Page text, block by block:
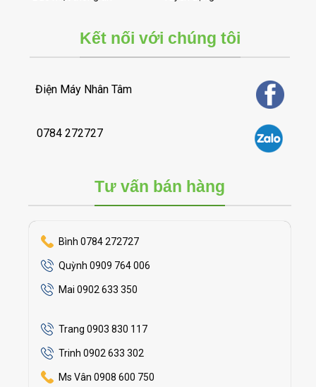
Kết nối với chúng tôi
Điện Máy Nhân Tâm
0784 272727
Tư vấn bán hàng
Bình 0784 272727
Quỳnh 0909 764 006
Mai 0902 633 350
Trang 0903 830 117
Trinh 0902 633 302
Ms Vân 0908 600 750